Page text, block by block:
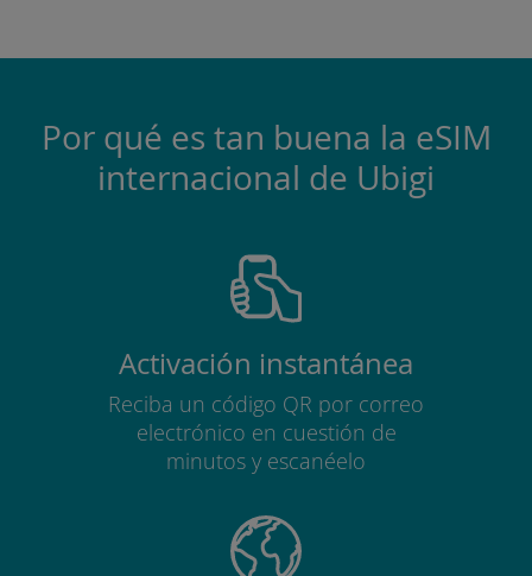
Por qué es tan buena la eSIM
internacional de Ubigi
Activación instantánea
Reciba un código QR por correo
electrónico en cuestión de
minutos y escanéelo